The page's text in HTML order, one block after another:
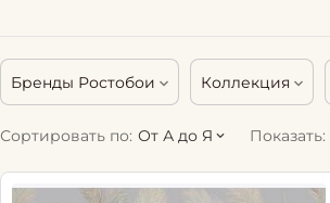
Бренды Ростобои Коллекция
Сортировать по: От А до Я Показать: